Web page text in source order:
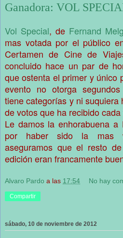
Ganadora: VOL
Vol Special, de Fernand
mas votada por el público
Certamen de Cine de
concluido hace un par de
que ostenta el primer y único
evento no otorga
tiene categorías y ni suquiera
de votos que ha recibido
Le damos la enhorabuena a
por haber sido la mas
aseguramos que el resto
edición eran francamente
Alvaro Pardo a las 17:54 No hay
Compartir
sábado, 10 de noviembre de 2012